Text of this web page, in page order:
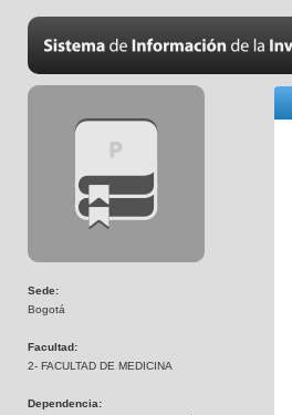
Sede:
Bogotá
Facultad:
2- FACULTAD DE MEDICINA
Dependencia: